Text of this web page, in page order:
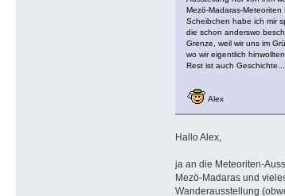
Mezö-Madaras-
Scheibchen habe ich mir
die schon anderswo
Grenze, weil wir uns im
wo wir eigentlich
Rest ist auch Geschichte...
Alex
Hallo Alex,
ja an die Meteoriten-
Mezö-Madaras und
Wanderausstellung